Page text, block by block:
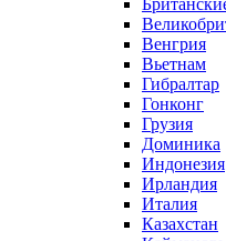
Венгрия
Вьетнам
Гибралтар
Гонконг
Грузия
Доминика
Индонезия
Ирландия
Италия
Казахстан